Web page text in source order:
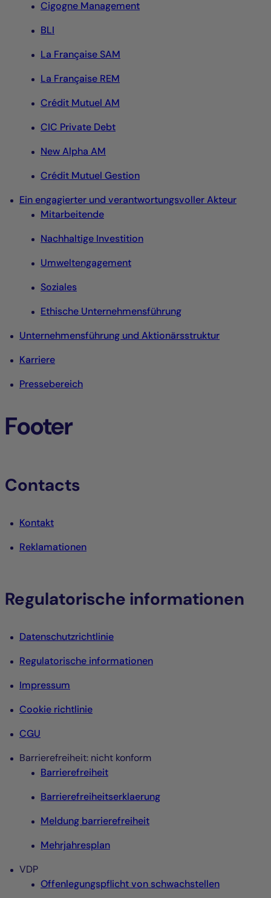
Cigogne Management
BLI
La Française SAM
La Française REM
Crédit Mutuel AM
CIC Private Debt
New Alpha AM
Crédit Mutuel Gestion
Ein engagierter und verantwortungsvoller Akteur
Mitarbeitende
Nachhaltige Investition
Umweltengagement
Soziales
Ethische Unternehmensführung
Unternehmensführung und Aktionärsstruktur
Karriere
Pressebereich
Footer
Contacts
Kontakt
Reklamationen
Regulatorische informationen
Datenschutzrichtlinie
Regulatorische informationen
Impressum
Cookie richtlinie
CGU
Barrierefreiheit: nicht konform
Barrierefreiheit
Barrierefreiheitserklaerung
Meldung barrierefreiheit
Mehrjahresplan
VDP
Offenlegungspflicht von schwachstellen